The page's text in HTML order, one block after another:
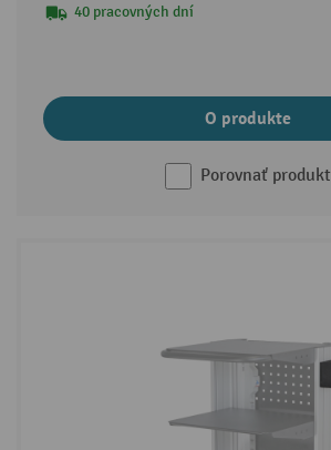
40 pracovných dní
O produkte
Porovnať produkt